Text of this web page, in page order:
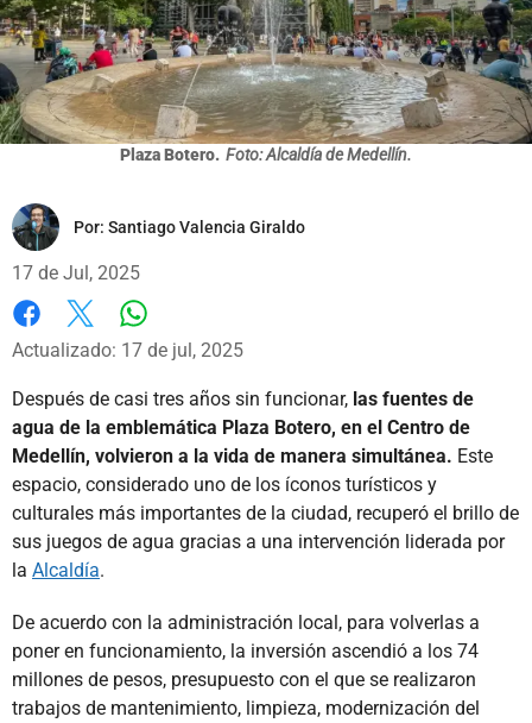
Plaza Botero. Foto: Alcaldía de Medellín.
Por: Santiago Valencia Giraldo
17 de Jul, 2025
Facebook
X
Actualizado: 17 de jul, 2025
Después de casi tres años sin funcionar, las fuentes de
agua de la emblemática Plaza Botero, en el Centro de
Medellín, volvieron a la vida de manera simultánea. Este
espacio, considerado uno de los íconos turísticos y
culturales más importantes de la ciudad, recuperó el brillo de
sus juegos de agua gracias a una intervención liderada por
la Alcaldía.
De acuerdo con la administración local, para volverlas a
poner en funcionamiento, la inversión ascendió a los 74
millones de pesos, presupuesto con el que se realizaron
trabajos de mantenimiento, limpieza, modernización del